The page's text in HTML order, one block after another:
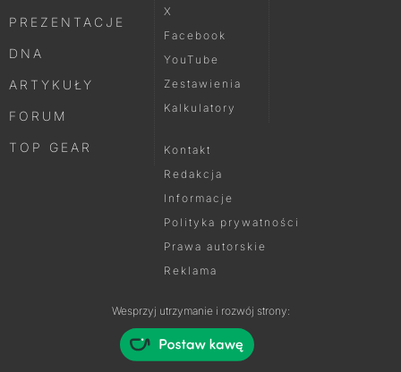
PREZENTACJE
DNA
ARTYKUŁY
FORUM
TOP GEAR
X
Facebook
YouTube
Zestawienia
Kalkulatory
Kontakt
Redakcja
Informacje
Polityka prywatności
Prawa autorskie
Reklama
Wesprzyj utrzymanie i rozwój strony: